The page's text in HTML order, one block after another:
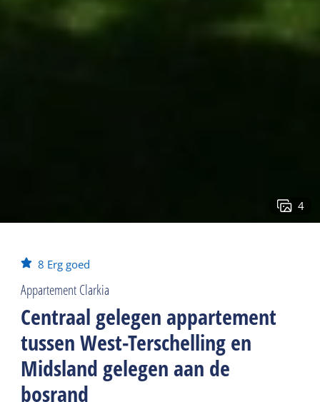
4
8 Erg goed
Appartement Clarkia
Centraal gelegen appartement
tussen West-Terschelling en
Midsland gelegen aan de
bosrand